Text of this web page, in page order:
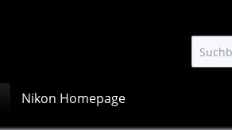
Nikon Homepage